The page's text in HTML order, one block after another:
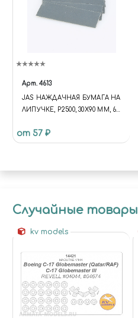
Арт. 4613
JAS НАЖДАЧНАЯ БУМАГА НА
ЛИПУЧКЕ, P2500, 30X90 ММ, 6
от 57 ₽
Случайные товары
kv models